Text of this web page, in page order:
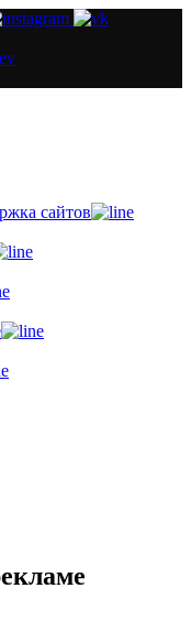
сайтов